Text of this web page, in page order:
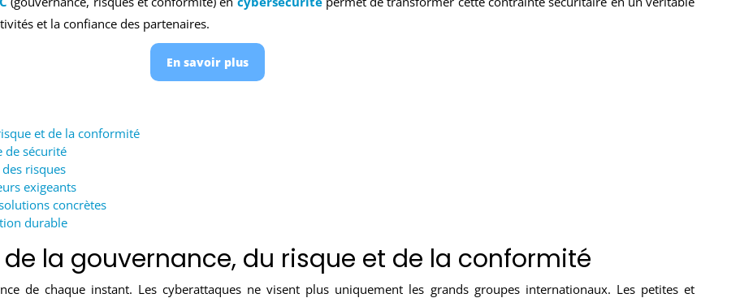
et la confiance des partenaires.
En savoir plus
et de la conformité
de sécurité
risques
exigeants
concrètes
durable
la gouvernance, du risque et de la conformité
de chaque instant. Les cyberattaques ne visent plus uniquement les grands groupes internationaux. Les petites et